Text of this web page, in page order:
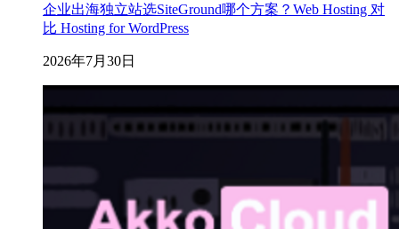
企业出海独立站选SiteGround哪个方案？Web Hosting 对
比 Hosting for WordPress
2026年7月30日